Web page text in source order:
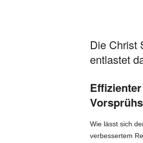
Die Christ
entlastet
Wie lässt sich
verbessertem